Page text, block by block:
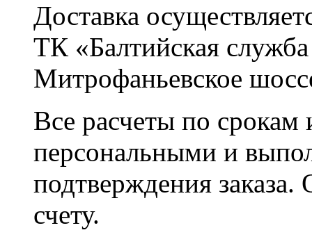
Доставка
ТК «Балтийская
Митрофаньевское
Все расчеты по срокам
персональными и
подтверждения заказа.
счету.